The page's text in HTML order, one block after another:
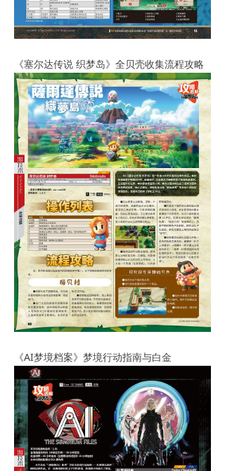
《塞尔达传说 织梦岛》全贝壳收集流程攻略
《AI梦境档案》梦境行动指南与白金